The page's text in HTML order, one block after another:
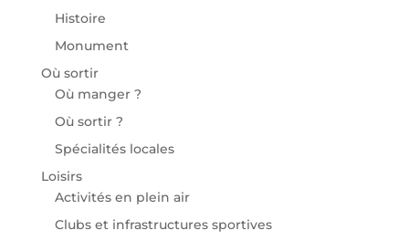
Histoire
Monument
Où sortir
Où manger ?
Où sortir ?
Spécialités locales
Loisirs
Activités en plein air
Clubs et infrastructures sportives